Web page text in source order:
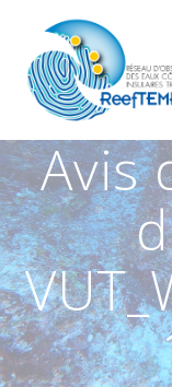
Avis